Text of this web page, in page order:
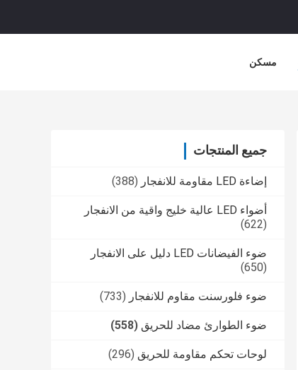
مسكن
جميع المنتجات
إضاءة LED مقاومة للانفجار (388)
أضواء LED عالية خليج واقية من الانفجار
(622)
ضوء الفيضانات LED دليل على الانفجار
(650)
ضوء فلورسنت مقاوم للانفجار (733)
ضوء الطوارئ مضاد للحريق (558)
لوحات تحكم مقاومة للحريق (296)